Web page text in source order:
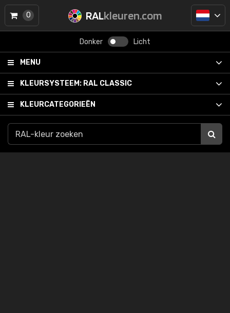
RALkleuren.com
Donker Licht
MENU
KLEURSYSTEEM: RAL CLASSIC
KLEURCATEGORIEËN
0